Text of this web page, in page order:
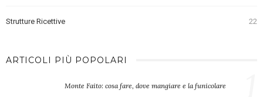
Strutture Ricettive 22
ARTICOLI PIÙ POPOLARI
Monte Faito: cosa fare, dove mangiare e la funicolare